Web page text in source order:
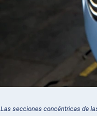
Las secciones concéntricas de